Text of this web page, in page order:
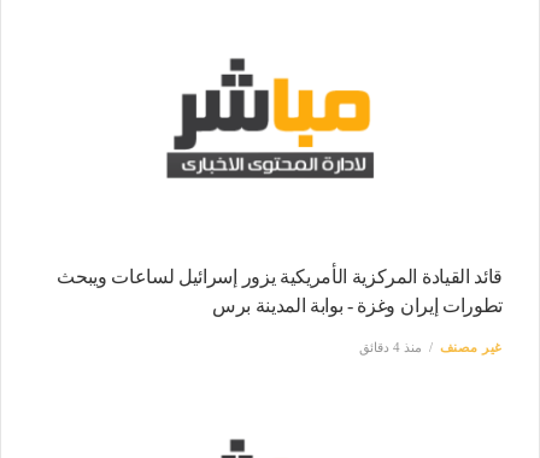
قائد القيادة المركزية الأمريكية يزور إسرائيل لساعات ويبحث
تطورات إيران وغزة - بوابة المدينة برس
غير مصنف منذ 4 دقائق